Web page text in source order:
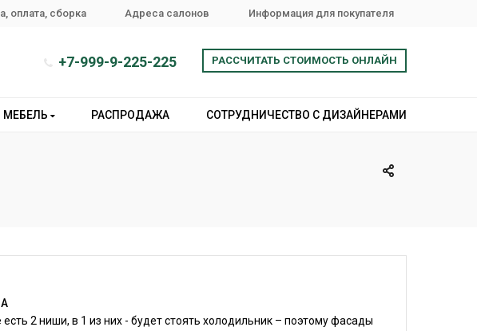
оплата, сборка Адреса салонов Информация для покупателя
+7-999-9-225-225 РАССЧИТАТЬ СТОИМОСТЬ ОНЛАЙН
МЕБЕЛЬ РАСПРОДАЖА СОТРУДНИЧЕСТВО С ДИЗАЙНЕРАМИ
есть 2 ниши, в 1 из них - будет стоять холодильник – поэтому фасады